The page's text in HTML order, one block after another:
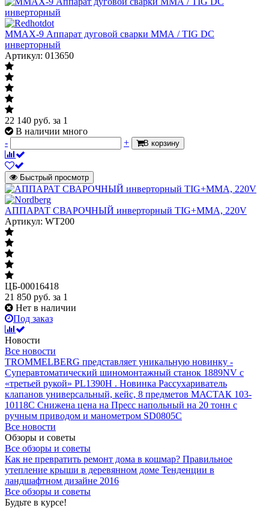
MMAX-9 Аппарат дуговой сварки ММА / TIG DC
инверторный
Артикул: 013650
22 140 руб. за 1
В наличии много
-
+ В корзину
Быстрый просмотр
АППАРАТ СВАРОЧНЫЙ инверторный TIG+MMA, 220V
Артикул: WT200
ЦБ-00016418
21 850 руб. за 1
Нет в наличии
Под заказ
Новости
Все новости
TROMMELBERG представляет уникальную новинку -
Суперавтоматический шиномонтажный станок 1889NV с
«третьей рукой» PL1390H . Новинка Рассухариватель
клапанов универсальный, кейс, 8 предметов МАСТАК 103-
10118C Снижена цена на Пресс напольный на 20 тонн с
ручным приводом и манометром SD0805C
Все новости
Обзоры и советы
Все обзоры и советы
Как не превратить ремонт дома в кошмар? Правильное
утепление крыши в деревянном доме Тенденции в
ландшафтном дизайне 2016
Все обзоры и советы
Будьте в курсе!